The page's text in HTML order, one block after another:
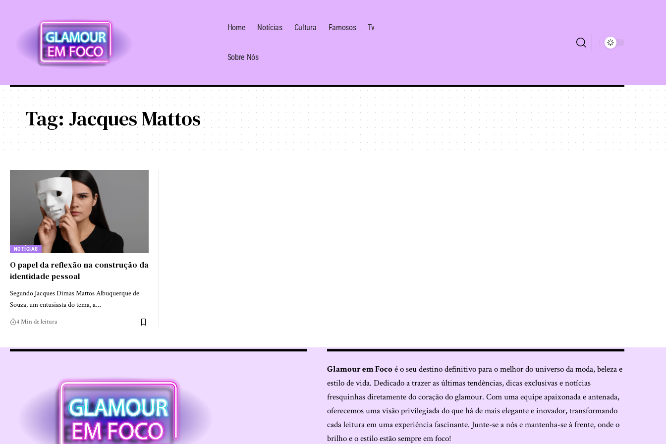
Home Notícias Cultura Famosos Tv
Sobre Nós
Tag: Jacques Mattos
NOTÍCIAS
O papel da reflexão na construção da
identidade pessoal
Segundo Jacques Dimas Mattos Albuquerque de
Souza, um entusiasta do tema, a…
4 Min de leitura
Glamour em Focoé o seu destino definitivo para o melhor do universo da moda, beleza e
estilo de vida. Dedicado a trazer as últimas tendências, dicas exclusivas e notícias
fresquinhas diretamente do coração do glamour. Com uma equipe apaixonada e antenada,
oferecemos uma visão privilegiada do que há de mais elegante e inovador, transformando
cada leitura em uma experiência fascinante. Junte-se a nós e mantenha-se à frente, onde o
brilho e o estilo estão sempre em foco!